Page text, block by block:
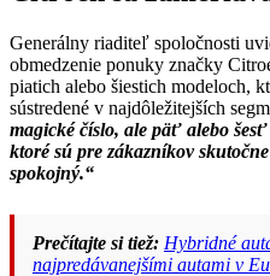
Generálny riaditeľ spoločnosti
obmedzenie ponuky značky
piatich alebo šiestich modeloch,
sústredené v najdôležitejších
magické číslo, ale päť alebo
ktoré sú pre zákazníkov
spokojný.“
Prečítajte si tiež: Hybridné
najpredávanejšími autami v